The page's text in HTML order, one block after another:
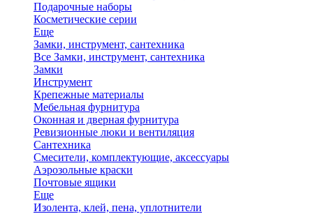
Подарочные наборы
Косметические серии
Еще
Замки, инструмент, сантехника
Все Замки, инструмент, сантехника
Замки
Инструмент
Крепежные материалы
Мебельная фурнитура
Оконная и дверная фурнитура
Ревизионные люки и вентиляция
Сантехника
Смесители, комплектующие, аксессуары
Аэрозольные краски
Почтовые ящики
Еще
Изолента, клей, пена, уплотнители